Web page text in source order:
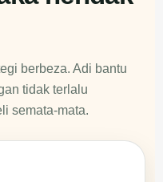
berbeza. Adi bantu
tidak terlalu
semata-mata.